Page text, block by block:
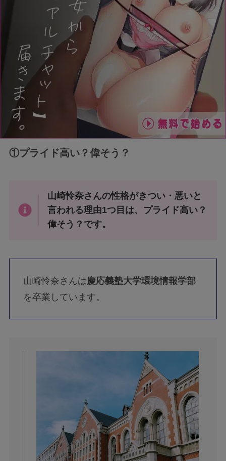
①プライド高い？偉そう？
山崎怜奈さんの性格がきつい・悪いと
言われる理由1つ目は、プライド高い？
偉そう？です。
山崎怜奈さんは慶応義塾大学環境情報学部
を卒業しています。